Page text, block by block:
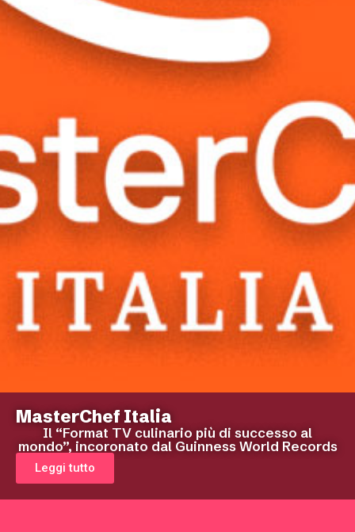
MasterChef Italia
Il “Format TV culinario più di successo al
mondo”, incoronato dal Guinness World Records
Leggi tutto